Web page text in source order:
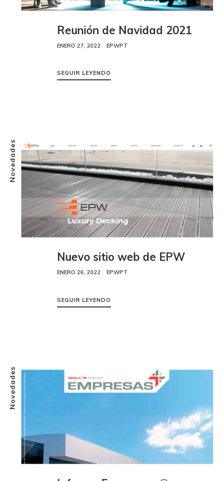
Reunión de Navidad 2021
ENERO 27, 2022 EPWPT
SEGUIR LEYENDO
Novedades
Nuevo sitio web de EPW
ENERO 26, 2022 EPWPT
SEGUIR LEYENDO
Novedades